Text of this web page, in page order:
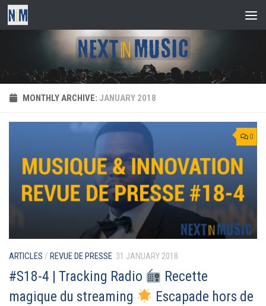
Skip to content
MONTHLY ARCHIVE: JANUARY 2018
0
ARTICLES / REVUE DE PRESSE 31 JANUARY 2018
#S18-4 | Tracking Radio
Recette
magique du streaming
Escapade hors de